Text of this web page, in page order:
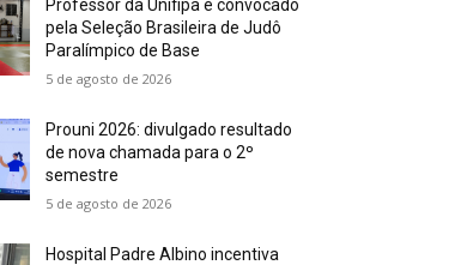
Professor da Unifipa é convocado
pela Seleção Brasileira de Judô
Paralímpico de Base
5 de agosto de 2026
Prouni 2026: divulgado resultado
de nova chamada para o 2º
semestre
5 de agosto de 2026
Hospital Padre Albino incentiva